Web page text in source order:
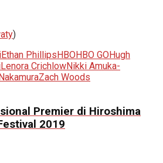
)
Ethan PhillipsHBOHBO GOHugh
Lenora CrichlowNikki Amuka-
Zach Woods
Premier di Hiroshima
2019